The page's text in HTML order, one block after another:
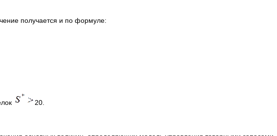
получается и по формуле:
20.